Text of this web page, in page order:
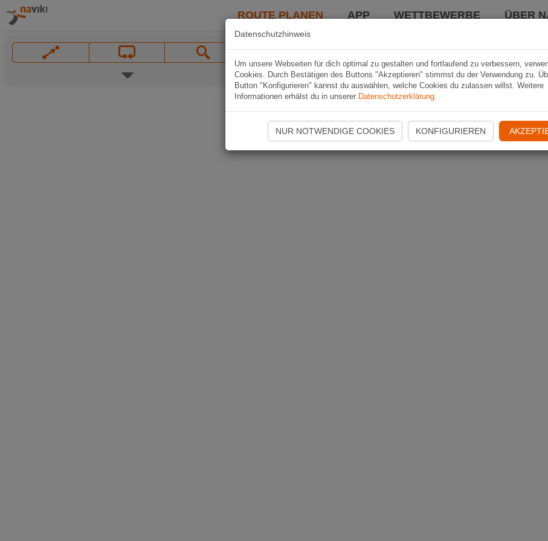
ROUTE PLANEN APP WETTBEWERBE ÜBER
Datenschutzhinweis
Um unsere Webseiten für dich optimal zu gestalten und fortlaufend zu verbessern,
Cookies. Durch Bestätigen des Buttons "Akzeptieren" stimmst du der Verwendung zu.
Button "Konfigurieren" kannst du auswählen, welche Cookies du zulassen willst. Weitere
Informationen erhälst du in unserer Datenschutzerklärung.
NUR NOTWENDIGE COOKIES KONFIGURIEREN